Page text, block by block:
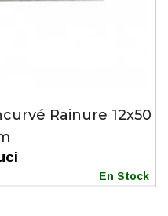
Rainure 12x50
En Stock